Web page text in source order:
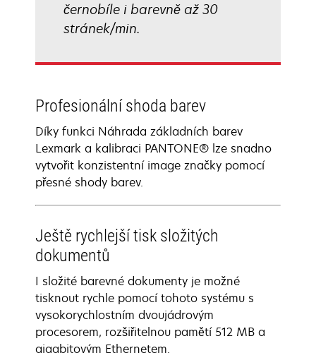
černobíle i barevně až 30
stránek/min.
Profesionální shoda barev
Díky funkci Náhrada základních barev
Lexmark a kalibraci PANTONE® lze snadno
vytvořit konzistentní image značky pomocí
přesné shody barev.
Ještě rychlejší tisk složitých
dokumentů
I složité barevné dokumenty je možné
tisknout rychle pomocí tohoto systému s
vysokorychlostním dvoujádrovým
procesorem, rozšiřitelnou pamětí 512 MB a
gigabitovým Ethernetem.